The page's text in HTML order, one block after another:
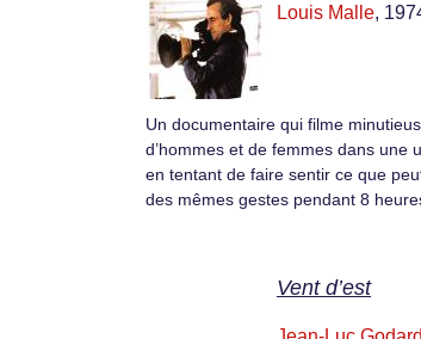
Louis Malle,
Un documentaire qui filme
d’hommes et de femmes dans une
en tentant de faire sentir ce que
des mêmes gestes pendant 8
Vent d’est